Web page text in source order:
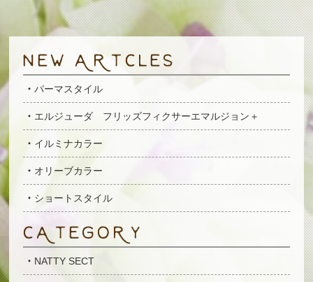
パーマスタイル
エルジューダ フリッズフィクサーエマルジョン＋
イルミナカラー
オリーブカラー
ショートスタイル
NATTY SECT